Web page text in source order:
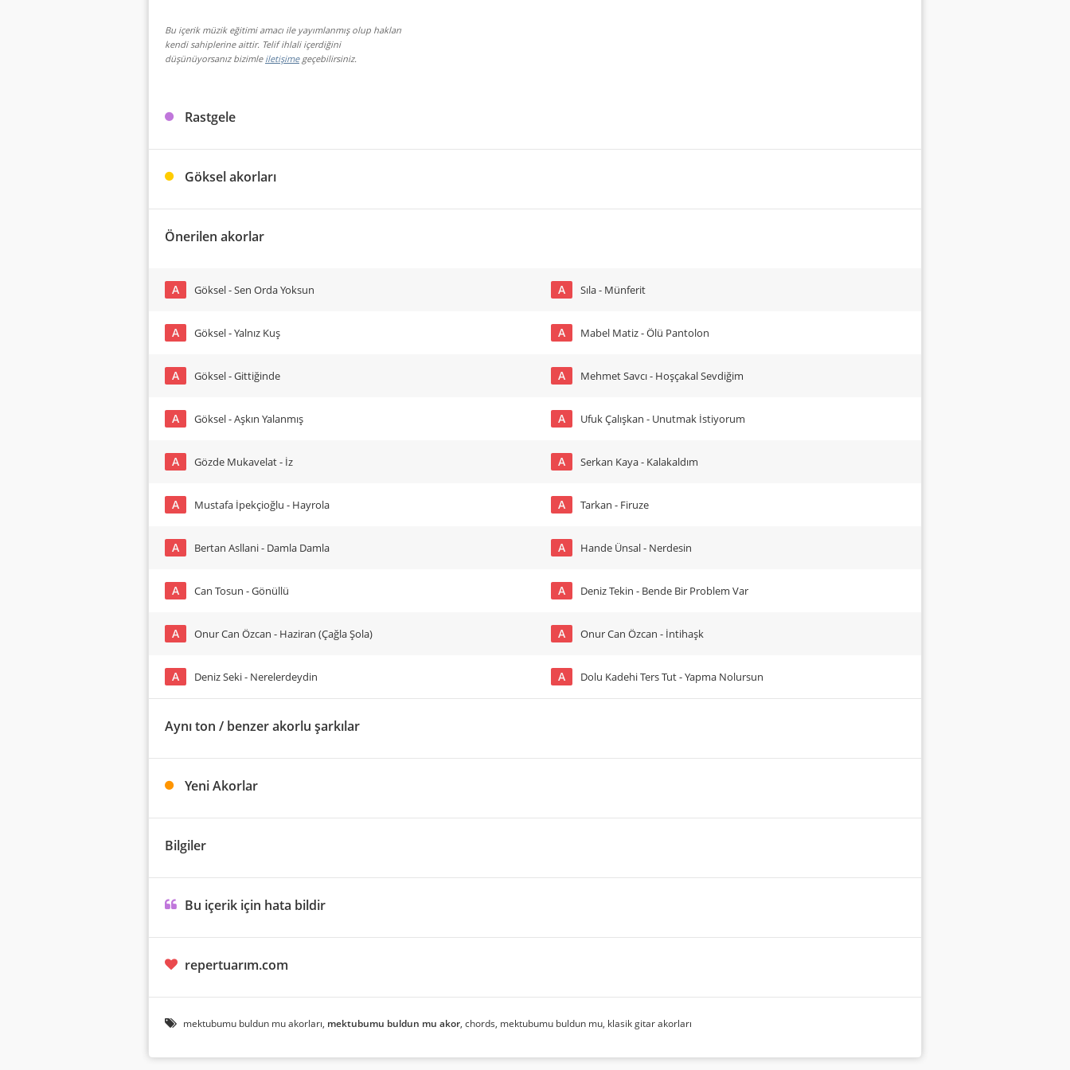
Bu içerik müzik eğitimi amacı ile yayımlanmış olup hakları
kendi sahiplerine aittir. Telif ihlali içerdiğini
düşünüyorsanız bizimle iletişimegeçebilirsiniz.
Rastgele
Göksel akorları
Önerilen akorlar
A Göksel - Sen Orda Yoksun
A Göksel - Yalnız Kuş
A Göksel - Gittiğinde
A Göksel - Aşkın Yalanmış
A Gözde Mukavelat - İz
A Mustafa İpekçioğlu - Hayrola
A Bertan Asllani - Damla Damla
A Can Tosun - Gönüllü
A Onur Can Özcan - Haziran (Çağla Şola)
A Deniz Seki - Nerelerdeydin
A Sıla - Münferit
A Mabel Matiz - Ölü Pantolon
A Mehmet Savcı - Hoşçakal Sevdiğim
A Ufuk Çalışkan - Unutmak İstiyorum
A Serkan Kaya - Kalakaldım
A Tarkan - Firuze
A Hande Ünsal - Nerdesin
A Deniz Tekin - Bende Bir Problem Var
A Onur Can Özcan - İntihaşk
A Dolu Kadehi Ters Tut - Yapma Nolursun
Aynı ton / benzer akorlu şarkılar
Yeni Akorlar
Bilgiler
Bu içerik için hata bildir
repertuarım.com
mektubumu buldun mu akorları, mektubumu buldun mu akor, chords, mektubumu buldun mu, klasik gitar akorları